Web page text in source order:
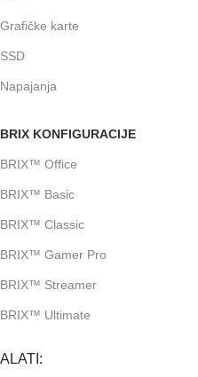
Grafičke karte
SSD
Napajanja
BRIX KONFIGURACIJE
BRIX™ Office
BRIX™ Basic
BRIX™ Classic
BRIX™ Gamer Pro
BRIX™ Streamer
BRIX™ Ultimate
ALATI: